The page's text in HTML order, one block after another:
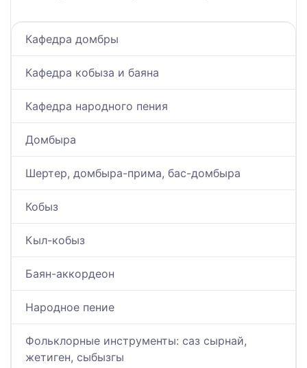
Кафедра домбры
Кафедра кобыза и баяна
Кафедра народного пения
Домбыра
Шертер, домбыра-прима, бас-домбыра
Кобыз
Кыл-кобыз
Баян-аккордеон
Народное пение
Фольклорные инструменты: саз сырнай,
жетиген, сыбызгы